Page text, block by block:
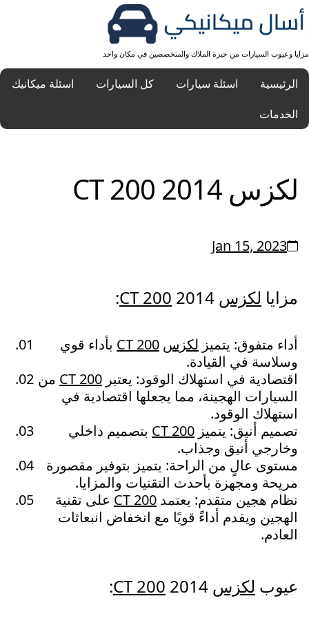
مزايا وعيوب السيارات من خبرة الملاك والمتخصصين في مكان واحد
الرئيسية اسئلة سيارات كل السيارات
اسئلة ميكانيك
الخدمات
لكزس CT 200 2014
Jan 15, 2023
مزايا لكزس CT 200 2014:
أداء متفوق: يتميز لكزس CT 200 بأداء قوي
وسلاسة في القيادة.
اقتصادية في استهلاك الوقود: يعتبر CT 200 من
السيارات الهجينة، مما يجعلها اقتصادية في
استهلاك الوقود.
تصميم أنيق: يتميز CT 200 بتصميم داخلي
وخارجي أنيق وجذاب.
مستوى عالٍ من الراحة: يتميز بتوفير مقصورة
مريحة ومجهزة بأحدث التقنيات والمزايا.
نظام هجين متقدم: يعتمد CT 200 على تقنية
الهجين ويقدم أداءً قويًا مع انخفاض انبعاثات
العادم.
عيوب لكزس CT 200 2014: